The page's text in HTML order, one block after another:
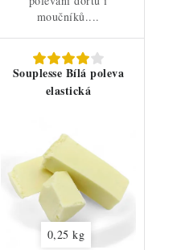
moučníků....
Souplesse Bílá poleva
elastická
0,25 kg